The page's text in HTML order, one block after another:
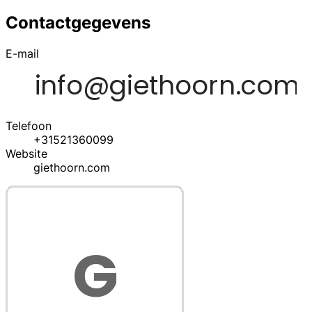
Contactgegevens
E-mail
Telefoon
+31521360099
Website
giethoorn.com